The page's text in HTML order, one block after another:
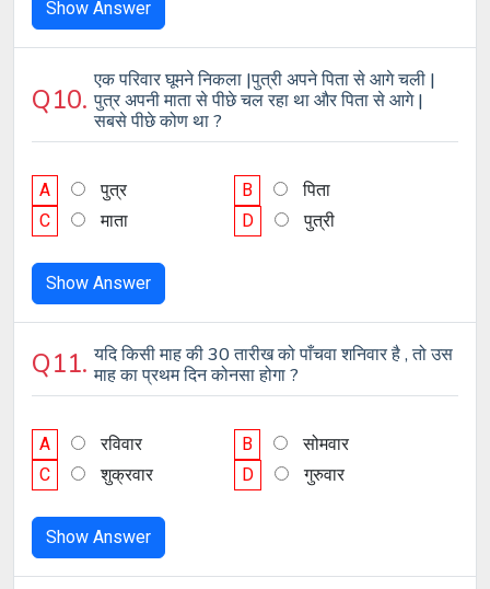
Show Answer
Q10.
एक परिवार घूमने निकला |पुत्री अपने पिता से आगे चली |
पुत्र अपनी माता से पीछे चल रहा था और पिता से आगे |
सबसे पीछे कोण था ?
A पुत्र B
पिता
C
माता D पुत्री
Show Answer
Q11.यदि किसी माह की 30 तारीख को पाँचवा शनिवार है , तो उस
माह का प्रथम दिन कोनसा होगा ?
A रविवार B
सोमवार
C
शुक्रवार D गुरुवार
Show Answer